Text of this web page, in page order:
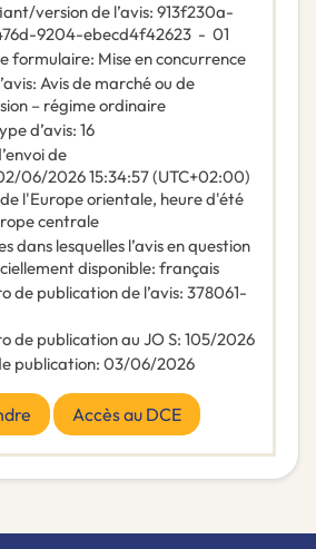
version de l’avis: 913f230a-
9204-ebecd4f42623 - 01
formulaire: Mise en concurrence
: Avis de marché ou de
– régime ordinaire
d’avis: 16
de
06/202615:34:57 (UTC+02:00)
l'Europe orientale, heure d'été
centrale
dans lesquelles l’avis en question
disponible: français
de publication de l’avis: 378061-
de publication au JO S: 105/2026
publication: 03/06/2026
Accès au DCE